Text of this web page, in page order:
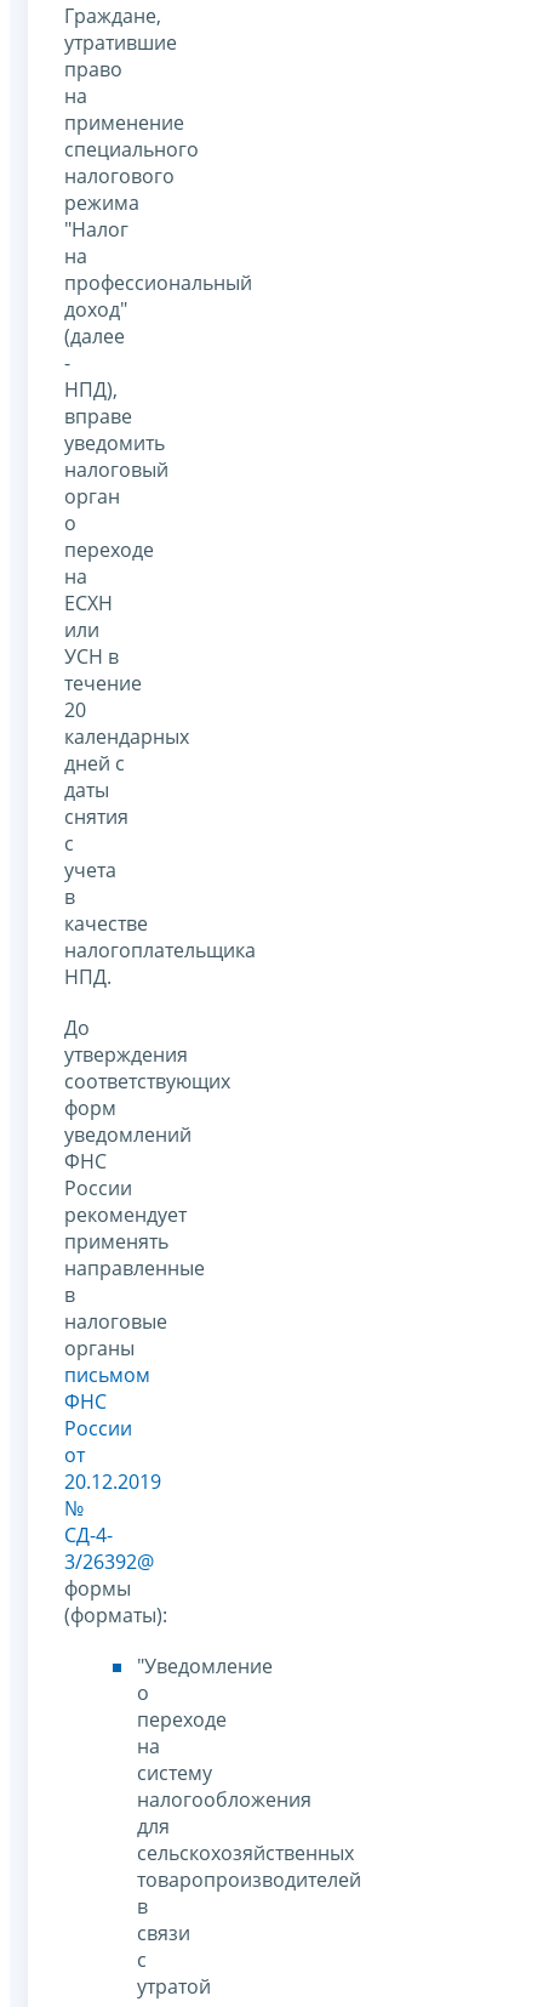
Граждане,
утратившие
право
на
применение
специального
налогового
режима
"Налог
на
профессиональный
доход"
(далее
-
НПД),
вправе
уведомить
налоговый
орган
о
переходе
на
ЕСХН
или
УСН в
течение
20
календарных
дней с
даты
снятия
с
учета
в
качестве
налогоплательщика
НПД.
До
утверждения
соответствующих
форм
уведомлений
ФНС
России
рекомендует
применять
направленные
в
налоговые
органы
письмом
ФНС
России
от
20.12.2019
№
СД-4-
3/26392@
формы
(форматы):
"Уведомление
о
переходе
на
систему
налогообложения
для
сельскохозяйственных
товаропроизводителей
в
связи
с
утратой